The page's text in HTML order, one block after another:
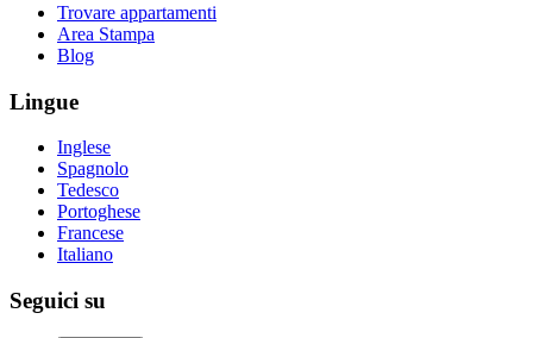
Trovare appartamenti
Area Stampa
Blog
Lingue
Inglese
Spagnolo
Tedesco
Portoghese
Francese
Italiano
Seguici su